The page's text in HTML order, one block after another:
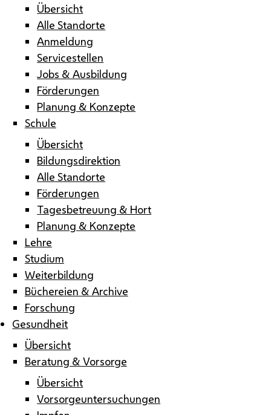
Übersicht
Alle Standorte
Anmeldung
Servicestellen
Jobs & Ausbildung
Förderungen
Planung & Konzepte
Schule
Übersicht
Bildungsdirektion
Alle Standorte
Förderungen
Tagesbetreuung & Hort
Planung & Konzepte
Lehre
Studium
Weiterbildung
Büchereien & Archive
Forschung
Gesundheit
Übersicht
Beratung & Vorsorge
Übersicht
Vorsorgeuntersuchungen